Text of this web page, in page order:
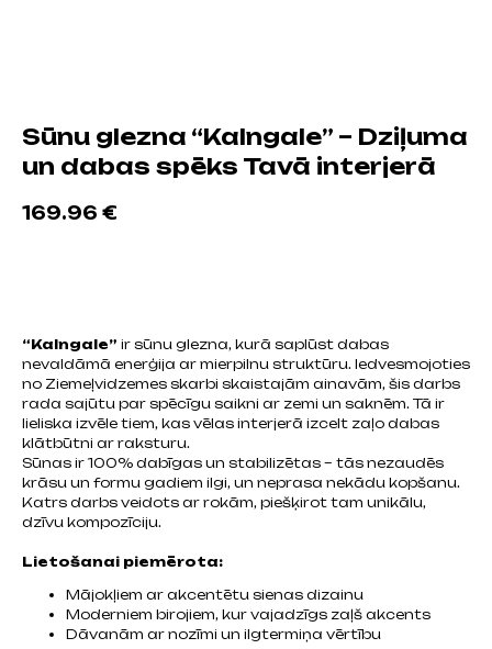
Sūnu glezna “Kalngale” – Dziļuma
un dabas spēks Tavā interjerā
169.96 €
“Kalngale” ir sūnu glezna, kurā saplūst dabas
nevaldāmā enerģija ar mierpilnu struktūru. Iedvesmojoties
no Ziemeļvidzemes skarbi skaistajām ainavām, šis darbs
rada sajūtu par spēcīgu saikni ar zemi un saknēm. Tā ir
lieliska izvēle tiem, kas vēlas interjerā izcelt zaļo dabas
klātbūtni ar raksturu.
Sūnas ir 100% dabīgas un stabilizētas – tās nezaudēs
krāsu un formu gadiem ilgi, un neprasa nekādu kopšanu.
Katrs darbs veidots ar rokām, piešķirot tam unikālu,
dzīvu kompozīciju.
Lietošanai piemērota:
Mājokļiem ar akcentētu sienas dizainu
Moderniem birojiem, kur vajadzīgs zaļš akcents
Dāvanām ar nozīmi un ilgtermiņa vērtību